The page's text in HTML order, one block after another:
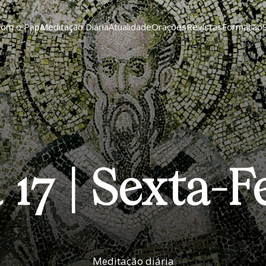
o PapaMeditação DiáriaAtualidadeOraçõesRevistasFormação
17 | Sexta-
Meditação diária